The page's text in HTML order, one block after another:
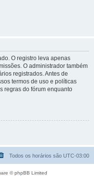
O registro leva apenas
O administrador também
registrados. Antes de
termos de uso e políticas
regras do fórum enquanto
Todos os horários são UTC-03:00
© phpBB Limited